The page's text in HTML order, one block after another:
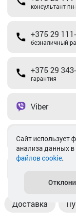
консультант
+375 29
безналичный
+375 29
гарантия
Viber
Telegram
Доставка
Cайт использует
анализа данных в
файлов cookie.